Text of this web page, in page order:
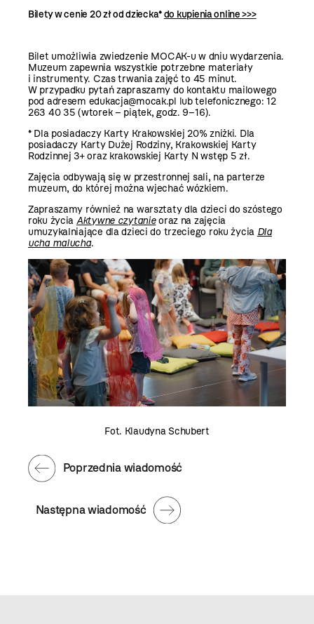
Bilety w cenie 20 zł od dziecka*do kupienia online >>>
Bilet umożliwia zwiedzenie MOCAK-u w dniu wydarzenia.
Muzeum zapewnia wszystkie potrzebne materiały
i instrumenty. Czas trwania zajęć to 45 minut.
W przypadku pytań zapraszamy do kontaktu mailowego
pod adresem edukacja@mocak.pl lub telefonicznego: 12
263 40 35 (wtorek – piątek, godz. 9–16).
* Dla posiadaczy Karty Krakowskiej 20% zniżki. Dla
posiadaczy Karty Dużej Rodziny, Krakowskiej Karty
Rodzinnej 3+ oraz krakowskiej Karty N wstęp 5 zł.
Zajęcia odbywają się w przestronnej sali, na parterze
muzeum, do której można wjechać wózkiem.
Zapraszamy również na warsztaty dla dzieci do szóstego
roku życia Aktywne czytanieoraz na zajęcia
umuzykalniające dla dzieci do trzeciego roku życia Dla
ucha malucha.
Fot. Klaudyna Schubert
Następna wiadomość
Poprzednia wiadomość